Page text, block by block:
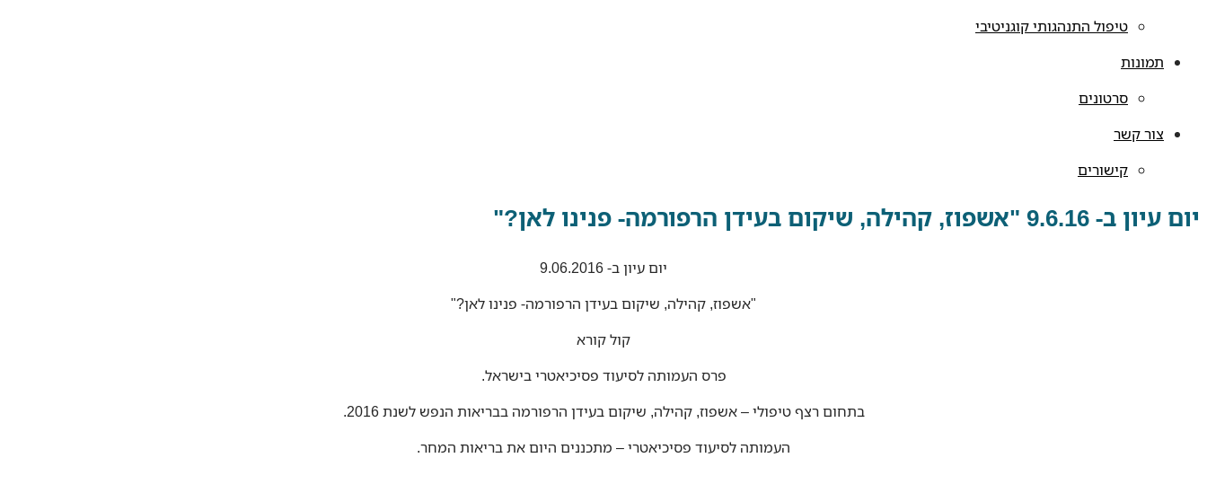
טיפול התנהגותי קוגניטיבי
תמונות
סרטונים
צור קשר
קישורים
יום עיון ב- 9.6.16 "אשפוז, קהילה, שיקום בעידן הרפורמה- פנינו לאן?"
יום עיון ב- 9.06.2016
"אשפוז, קהילה, שיקום בעידן הרפורמה- פנינו לאן?"
קול קורא
פרס העמותה לסיעוד פסיכיאטרי בישראל.
בתחום רצף טיפולי – אשפוז, קהילה, שיקום בעידן הרפורמה בבריאות הנפש לשנת 2016.
העמותה לסיעוד פסיכיאטרי – מתכננים היום את בריאות המחר.